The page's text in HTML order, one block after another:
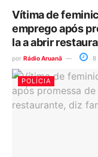
Vítima de
emprego após
la a abrir
por Rádio Aruanã 8
POLÍCIA